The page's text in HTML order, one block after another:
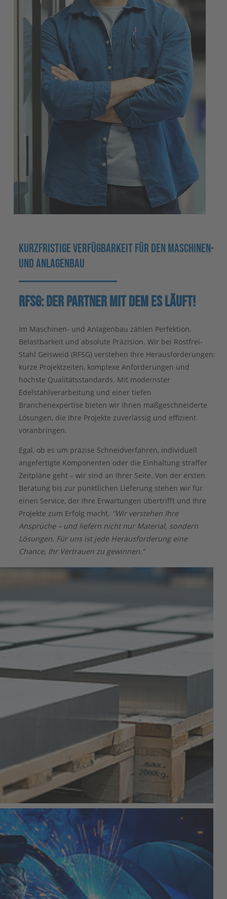
KURZFRISTIGE VERFÜGBARKEIT FÜR DEN MASCHINEN-
UND ANLAGENBAU
RFSG: DER PARTNER MIT DEM ES LÄUFT!
Im Maschinen- und Anlagenbau zählen Perfektion,
Belastbarkeit und absolute Präzision. Wir bei Rostfrei-
Stahl Geisweid (RFSG) verstehen Ihre Herausforderungen:
kurze Projektzeiten, komplexe Anforderungen und
höchste Qualitätsstandards. Mit modernster
Edelstahlverarbeitung und einer tiefen
Branchenexpertise bieten wir Ihnen maßgeschneiderte
Lösungen, die Ihre Projekte zuverlässig und effizient
voranbringen.
Egal, ob es um präzise Schneidverfahren, individuell
angefertigte Komponenten oder die Einhaltung straffer
Zeitpläne geht – wir sind an Ihrer Seite. Von der ersten
Beratung bis zur pünktlichen Lieferung stehen wir für
einen Service, der Ihre Erwartungen übertrifft und Ihre
Projekte zum Erfolg macht. "Wir verstehen Ihre
Ansprüche – und liefern nicht nur Material, sondern
Lösungen. Für uns ist jede Herausforderung eine
Chance, Ihr Vertrauen zu gewinnen."